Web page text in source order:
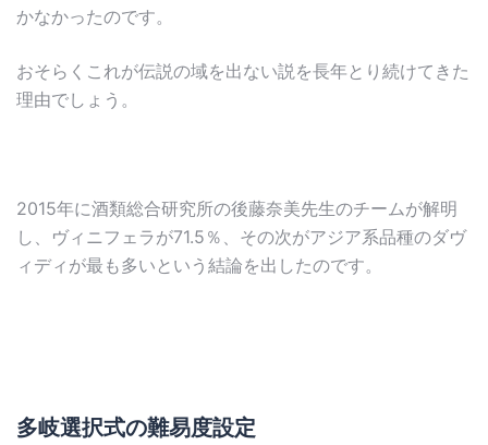
かなかったのです。
おそらくこれが伝説の域を出ない説を長年とり続けてきた
理由でしょう。
2015年に酒類総合研究所の後藤奈美先生のチームが解明
し、ヴィニフェラが71.5％、その次がアジア系品種のダヴ
ィディが最も多いという結論を出したのです。
多岐選択式の難易度設定